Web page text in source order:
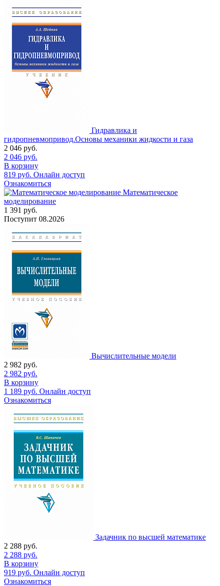
Гидравлика и
гидропневмопривод.Основы механики жидкости и газа
2 046 руб.
2 046 руб.
В корзину
819 руб. Онлайн доступ
Ознакомиться
Математическое
моделирование
1 391 руб.
Поступит 08.2026
Вычислительные модели
2 982 руб.
2 982 руб.
В корзину
1 189 руб. Онлайн доступ
Ознакомиться
Задачник по высшей математике
2 288 руб.
2 288 руб.
В корзину
919 руб. Онлайн доступ
Ознакомиться